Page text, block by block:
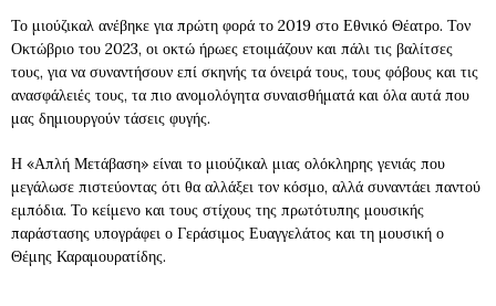
Το μιούζικαλ ανέβηκε για πρώτη φορά το 2019 στο Εθνικό Θέατρο. Τον
Οκτώβριο του 2023, οι οκτώ ήρωες ετοιμάζουν και πάλι τις βαλίτσες
τους, για να συναντήσουν επί σκηνής τα όνειρά τους, τους φόβους και τις
ανασφάλειές τους, τα πιο ανομολόγητα συναισθήματά και όλα αυτά που
μας δημιουργούν τάσεις φυγής.
Η «Απλή Μετάβαση» είναι το μιούζικαλ μιας ολόκληρης γενιάς που
μεγάλωσε πιστεύοντας ότι θα αλλάξει τον κόσμο, αλλά συναντάει παντού
εμπόδια. Το κείμενο και τους στίχους της πρωτότυπης μουσικής
παράστασης υπογράφει ο Γεράσιμος Ευαγγελάτος και τη μουσική ο
Θέμης Καραμουρατίδης.